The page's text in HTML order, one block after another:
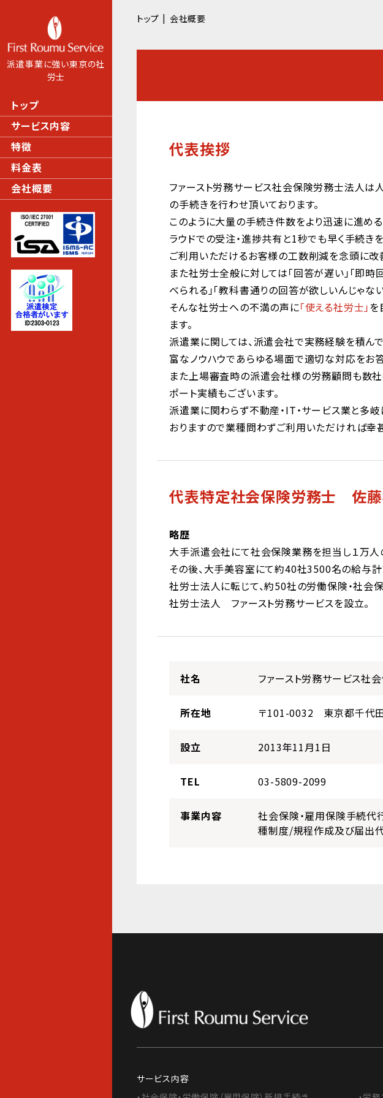
派遣事業に強い東京の社
労士
トップ
サービス内容
特徴
料金表
会社概要
トップ 会社概要
代表挨拶
ファースト労務サービス社会保険労務士法人
の手続きを行わせ頂いております。
このように大量の手続き件数をより迅速に進め
ラウドでの受注・進捗共有と1秒でも早く手続きを
ご利用いただけるお客様の工数削減を念頭に改
また社労士全般に対しては「回答が遅い」「即時
べられる」「教科書通りの回答が欲しいんじゃな
そんな社労士への不満の声に「使える社労士」を
ます。
派遣業に関しては、派遣会社で実務経験を積ん
富なノウハウであらゆる場面で適切な対応をお答
また上場審査時の派遣会社様の労務顧問も数
ポート実績もございます。
派遣業に関わらず不動産・IT・サービス業と多
おりますので業種問わずご利用いただければ幸
代表特定社会保険労務士 佐
略歴
大手派遣会社にて社会保険業務を担当し１万
その後、大手美容室にて約40社3500名の給与
社労士法人に転じて、約50社の労働保険・社
社労士法人 ファースト労務サービスを設立。
社名 ファースト労務サービス社
所在地 〒101-0032 東京都千代
設立 2013年11月1日
TEL 03-5809-2099
事業内容
社会保険・雇用保険手続
種制度/規程作成及び届出
サービス内容